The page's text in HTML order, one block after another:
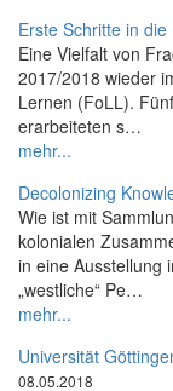
Erste Schritte in
Eine Vielfalt von
2017/2018 wieder
Lernen (FoLL).
erarbeiteten s…
mehr...
Decolonizing
Wie ist mit
kolonialen
in eine Ausstellung
„westliche“ Pe…
mehr...
Universität
08.05.2018